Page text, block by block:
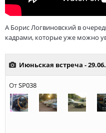
А Борис Логвиновский в
кадрами, которые уже можно